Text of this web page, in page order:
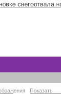
снегоотвала
Показать